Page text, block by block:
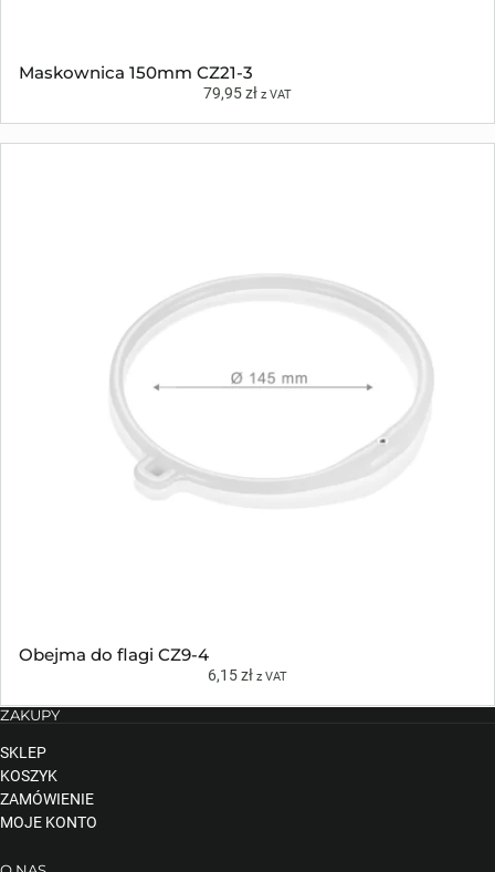
Maskownica 150mm CZ21-3
79,95zł z VAT
Obejma do flagi CZ9-4
6,15zł z VAT
ZAKUPY
SKLEP
KOSZYK
ZAMÓWIENIE
MOJE KONTO